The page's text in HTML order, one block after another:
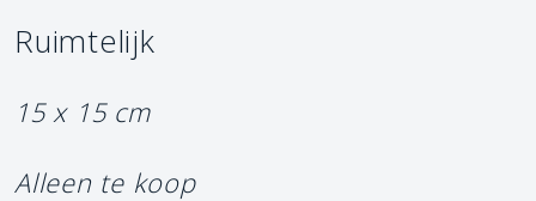
Ruimtelijk
15 x 15 cm
Alleen te koop